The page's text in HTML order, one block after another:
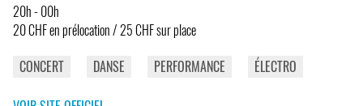
20h - 00h
20 CHF en prélocation / 25 CHF sur place
CONCERT
DANSE PERFORMANCE ÉLECTRO